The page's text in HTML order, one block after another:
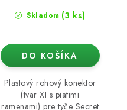
Skladom (3 ks)
DO KOŠÍKA
Plastový rohový konektor
(tvar XI s piatimi
ramenami) pre tyče Secret